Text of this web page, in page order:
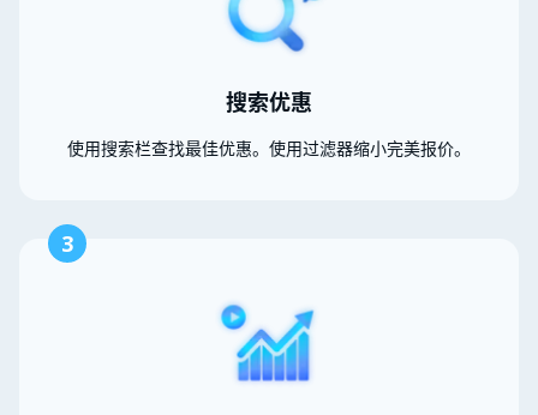
搜索优惠
使用搜索栏查找最佳优惠。使用过滤器缩小完美报价。
3